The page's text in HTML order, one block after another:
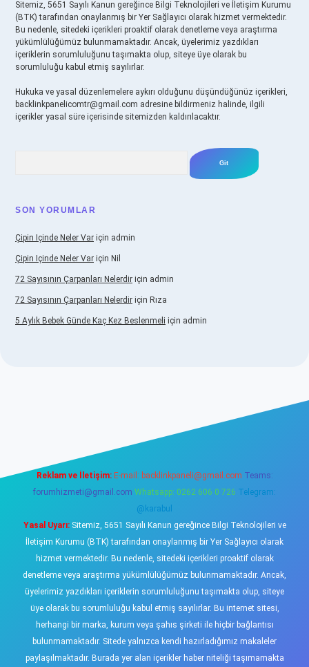
Sitemiz, 5651 Sayılı Kanun gereğince Bilgi Teknolojileri ve İletişim Kurumu
(BTK) tarafından onaylanmış bir Yer Sağlayıcı olarak hizmet vermektedir.
Bu nedenle, sitedeki içerikleri proaktif olarak denetleme veya araştırma
yükümlülüğümüz bulunmamaktadır. Ancak, üyelerimiz yazdıkları
içeriklerin sorumluluğunu taşımakta olup, siteye üye olarak bu
sorumluluğu kabul etmiş sayılırlar.
Hukuka ve yasal düzenlemelere aykırı olduğunu düşündüğünüz içerikleri,
backlinkpanelicomtr@gmail.com adresine bildirmeniz halinde, ilgili
içerikler yasal süre içerisinde sitemizden kaldırılacaktır.
SON YORUMLAR
Çipin Içinde Neler Var için admin
Çipin Içinde Neler Var için Nil
72 Sayısının Çarpanları Nelerdir için admin
72 Sayısının Çarpanları Nelerdir için Rıza
5 Aylık Bebek Günde Kaç Kez Beslenmeli için admin
Reklam ve İletişim: E-mail: backlinkpaneli@gmail.com Teams:
forumhizmeti@gmail.com Whatsapp: 0262 606 0 726 Telegram:
@karabul
Yasal Uyarı:Sitemiz, 5651 Sayılı Kanun gereğince Bilgi Teknolojileri ve
İletişim Kurumu (BTK) tarafından onaylanmış bir Yer Sağlayıcı olarak
hizmet vermektedir. Bu nedenle, sitedeki içerikleri proaktif olarak
denetleme veya araştırma yükümlülüğümüz bulunmamaktadır. Ancak,
üyelerimiz yazdıkları içeriklerin sorumluluğunu taşımakta olup, siteye
üye olarak bu sorumluluğu kabul etmiş sayılırlar. Bu internet sitesi,
herhangi bir marka, kurum veya şahıs şirketi ile hiçbir bağlantısı
bulunmamaktadır. Sitede yalnızca kendi hazırladığımız makaleler
paylaşılmaktadır. Burada yer alan içerikler haber niteliği taşımamakta